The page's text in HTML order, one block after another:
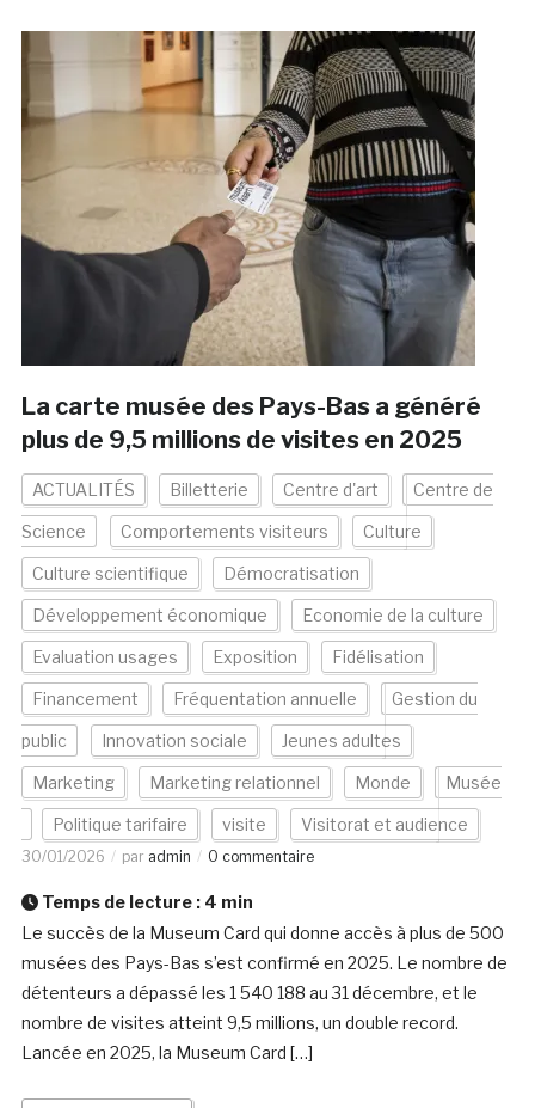
La carte musée des Pays-Bas a généré
plus de 9,5 millions de visites en 2025
ACTUALITÉS Billetterie Centre d'art Centre de
Science Comportements visiteurs Culture
Culture scientifique Démocratisation
Développement économique Economie de la culture
Evaluation usages Exposition Fidélisation
Financement Fréquentation annuelle Gestion du
public Innovation sociale Jeunes adultes
Marketing Marketing relationnel Monde Musée
Politique tarifaire visite Visitorat et audience
30/01/2026 par admin 0 commentaire
Temps de lecture : 4 min
Le succès de la Museum Card qui donne accès à plus de 500
musées des Pays-Bas s’est confirmé en 2025. Le nombre de
détenteurs a dépassé les 1 540 188 au 31 décembre, et le
nombre de visites atteint 9,5 millions, un double record.
Lancée en 2025, la Museum Card […]